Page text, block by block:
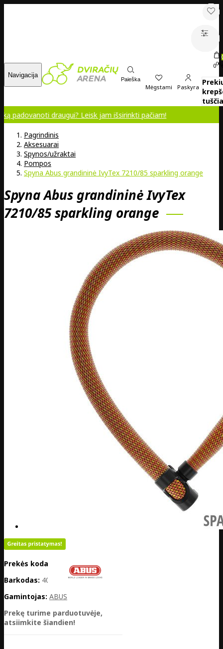
Navigacija
Paieška
Mėgstami Paskyra
000
draugui? Leisk jam išsirinkti pačiam!
Pagrindinis
Aksesuarai
Spynos/užraktai
Pompos
Spyna Abus grandininė IvyTex 7210/85 sparkling orange
Spyna Abus grandininė IvyTex
7210/85 sparkling orange
Prekės kodas:
LV12-87777
Barkodas: 4003318877773
Gamintojas: ABUS
Prekę turime parduotuvėje,
atsiimkite šiandien!